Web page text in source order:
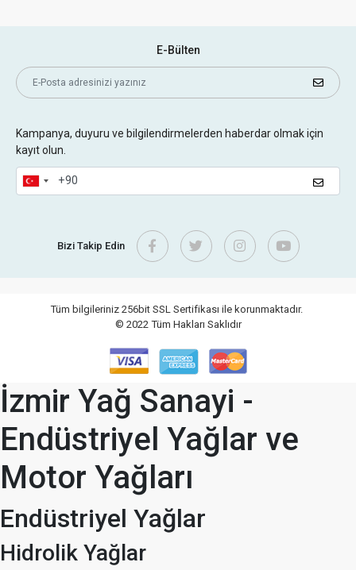
E-Bülten
Kampanya, duyuru ve bilgilendirmelerden haberdar olmak için
kayıt olun.
Bizi Takip Edin
Tüm bilgileriniz 256bit SSL Sertifikası ile korunmaktadır.
© 2022 Tüm Hakları Saklıdır
İzmir Yağ Sanayi -
Endüstriyel Yağlar ve
Motor Yağları
Endüstriyel Yağlar
Hidrolik Yağlar